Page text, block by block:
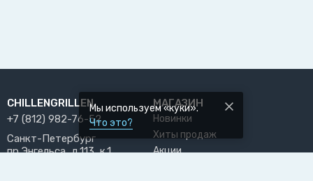
CHILLENGRILLEN
+7 (812) 982-76-52
Санкт-Петербург
пр.Энгельса, д.113, к.1
МАГАЗИН
Новинки
Хиты продаж
Акции
Мы используем «куки».
Что это?